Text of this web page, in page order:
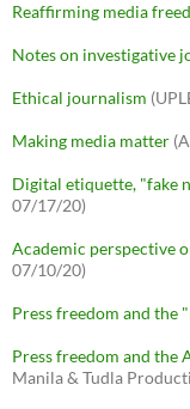
Reaffirming media
Notes on investigative
Ethical journalism
Making media matter
Digital etiquette, "fake
07/17/20)
Academic perspective
07/10/20)
Press freedom and the
Press freedom and the
Manila & Tudla